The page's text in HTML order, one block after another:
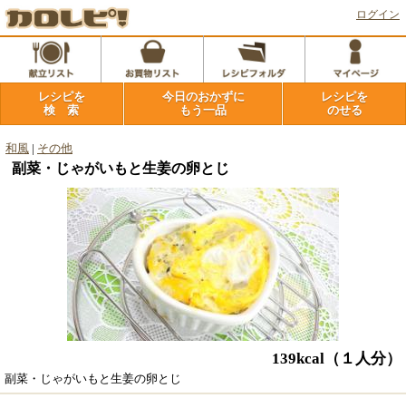
ログイン
レシピを
検 索
今日のおかずに
もう一品
レシピを
のせる
和風 その他
副菜・じゃがいもと生姜の卵とじ
139kcal （１人分）
副菜・じゃがいもと生姜の卵とじ